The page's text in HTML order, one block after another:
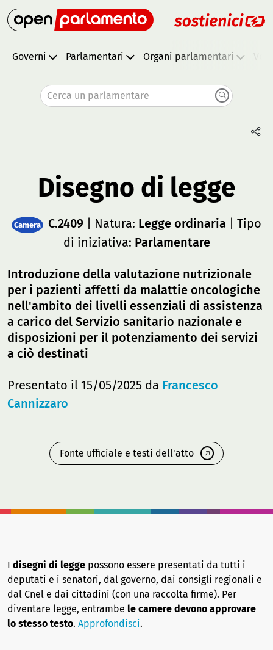
Governi Parlamentari Organi parlamentari
Cerca un parlamentare
Disegno di legge
Camera C.2409 | Natura: Legge ordinaria | Tipo
di iniziativa: Parlamentare
Introduzione della valutazione nutrizionale
per i pazienti affetti da malattie oncologiche
nell'ambito dei livelli essenziali di assistenza
a carico del Servizio sanitario nazionale e
disposizioni per il potenziamento dei servizi
a ciò destinati
Presentato il 15/05/2025 da Francesco
Cannizzaro
Fonte ufficiale e testi dell'atto
I disegni di legge possono essere presentati da tutti i
deputati e i senatori, dal governo, dai consigli regionali e
dal Cnel e dai cittadini (con una raccolta firme). Per
diventare legge, entrambe le camere devono approvare
lo stesso testo. Approfondisci.